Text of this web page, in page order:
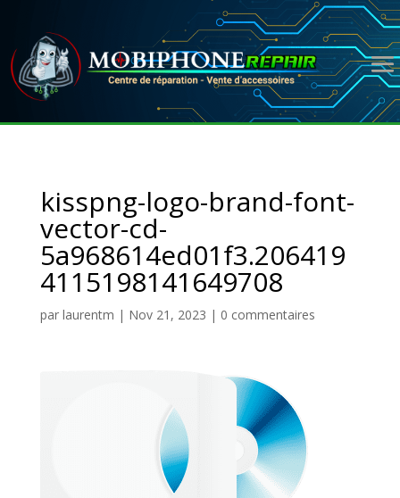
kisspng-logo-brand-font-
vector-cd-
5a968614ed01f3.206419
4115198141649708
par laurentm | Nov 21, 2023 | 0 commentaires